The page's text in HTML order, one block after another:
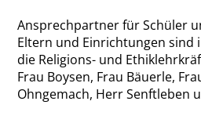
Ansprechpartner für Schüler
Eltern und Einrichtungen sind
die Religions- und
Frau Boysen, Frau Bäuerle,
Ohngemach, Herr Senftleben